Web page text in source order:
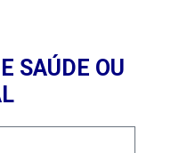
SAÚDE OU